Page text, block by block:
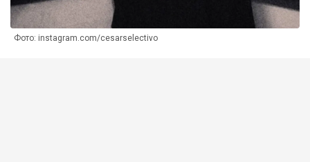
Фото: instagram.com/cesarselectivo